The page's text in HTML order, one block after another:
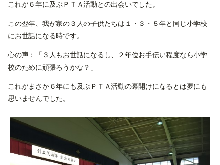
これが６年に及ぶＰＴＡ活動との出会いでした。
この翌年、我が家の３人の子供たちは１・３・５年と同じ小学校
にお世話になる時です。
心の声：「３人もお世話になるし、２年位お手伝い程度なら小学
校のために頑張ろうかな？」
これがまさか６年にも及ぶＰＴＡ活動の幕開けになるとは夢にも
思いませんでした。